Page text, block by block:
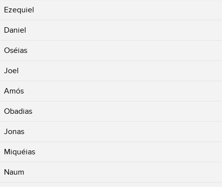
Ezequiel
Daniel
Oséias
Joel
Amós
Obadias
Jonas
Miquéias
Naum